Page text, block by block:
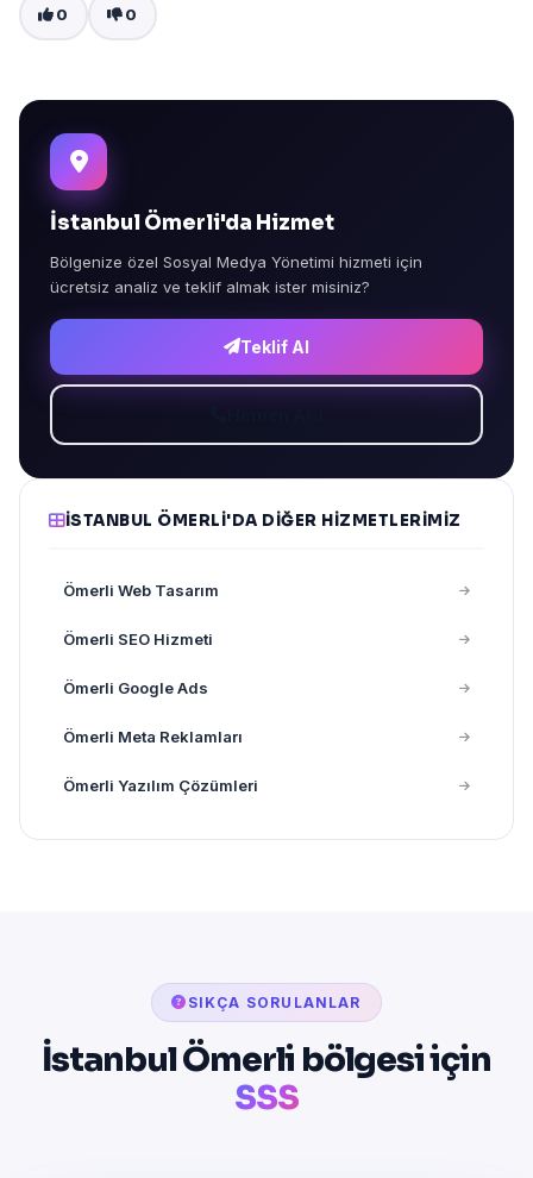
0 0
İstanbul Ömerli'da Hizmet
Bölgenize özel Sosyal Medya Yönetimi hizmeti için
ücretsiz analiz ve teklif almak ister misiniz?
Teklif Al
İSTANBUL ÖMERLI'DA DIĞER HIZMETLERIMIZ
Ömerli Web Tasarım
Ömerli SEO Hizmeti
Ömerli Google Ads
Ömerli Meta Reklamları
Ömerli Yazılım Çözümleri
SIKÇA SORULANLAR
İstanbul Ömerli bölgesi için
SSS